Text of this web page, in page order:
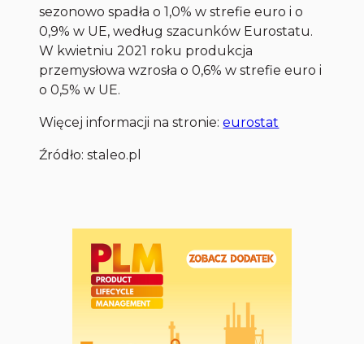
sezonowo spadła o 1,0% w strefie euro i o
0,9% w UE, według szacunków Eurostatu.
W kwietniu 2021 roku produkcja
przemysłowa wzrosła o 0,6% w strefie euro i
o 0,5% w UE.
Więcej informacji na stronie:eurostat
Źródło: staleo.pl